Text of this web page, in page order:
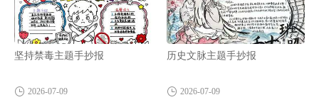
坚持禁毒主题手抄报
2026-07-09
历史文脉主题手抄报
2026-07-09